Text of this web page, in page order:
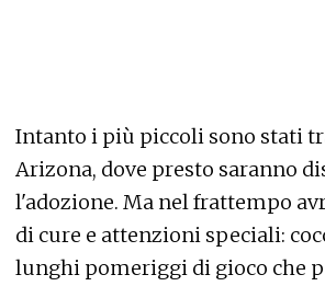
Intanto i più piccoli sono stati
Arizona, dove presto saranno
l'adozione. Ma nel frattempo
di cure e attenzioni speciali:
lunghi pomeriggi di gioco che